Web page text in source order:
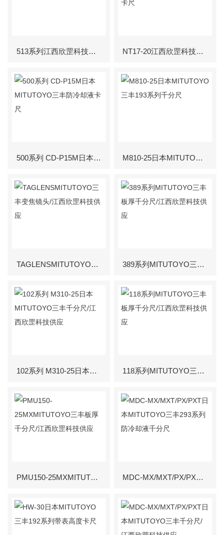
513系列江西欣罡科技供应MITUTOYO三丰游标卡尺 NT17-20江西欣罡科技供应MITUTOYO三丰钩式游标卡尺
500系列 CD-P15M日本MITUTOYO三丰防冷却液卡尺 M810-25日本MITUTOYO三丰193系列千分尺
TAGLENSMITUTOYO三丰变焦镜头/江西欣罡科技供应 389系列MITUTOYO三丰板厚千分尺/江西欣罡科技供应
102系列 M310-25日本MITUTOYO三丰千分尺/江西欣罡科技供应 118系列MITUTOYO三丰板厚千分尺/江西欣罡科技供应
PMU150-25MXMITUTOYO三丰板厚千分尺/江西欣罡科技供应 MDC-MX/MXT/PX/PXT日本MITUTOYO三丰293系列防冷却液千分尺